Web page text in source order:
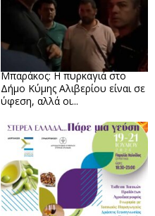
Μπαράκος: Η πυρκαγιά στο
Δήμο Κύμης Αλιβερίου είναι σε
ύφεση, αλλά οι...